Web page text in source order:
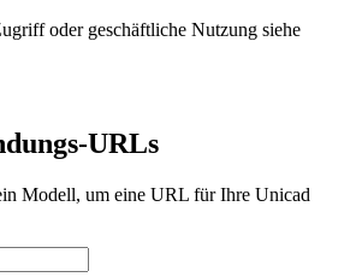
oder geschäftliche Nutzung siehe
URLs
Modell, um eine URL für Ihre Unicad